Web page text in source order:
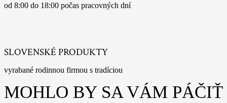
od 8:00 do 18:00 počas pracovných dní
SLOVENSKÉ PRODUKTY
vyrabané rodinnou firmou s tradíciou
MOHLO BY SA VÁM PÁČIŤ